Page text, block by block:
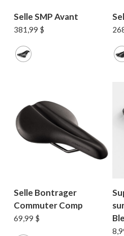
Selle SMP Avant
381,99 $
Selle Bontrager
Commuter Comp
69,99 $